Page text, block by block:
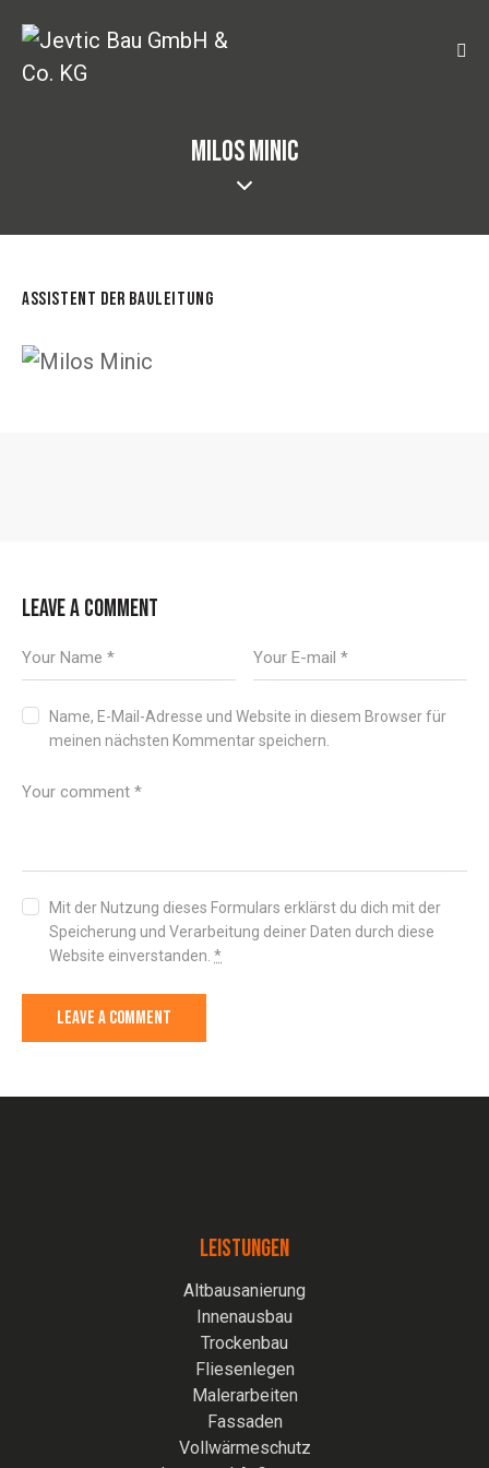
MILOS MINIC
ASSISTENT DER BAULEITUNG
LEAVE A COMMENT
Name, E-Mail-Adresse und Website in diesem Browser für
meinen nächsten Kommentar speichern.
Mit der Nutzung dieses Formulars erklärst du dich mit der
Speicherung und Verarbeitung deiner Daten durch diese
Website einverstanden.*
LEISTUNGEN
Altbausanierung
Innenausbau
Trockenbau
Fliesenlegen
Malerarbeiten
Fassaden
Vollwärmeschutz